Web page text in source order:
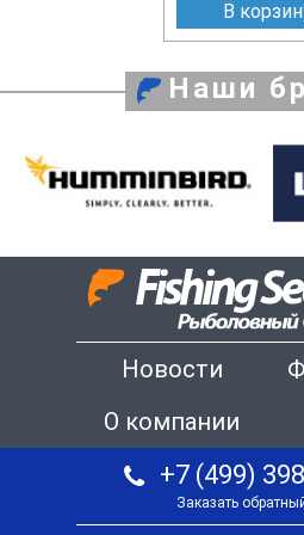
В
Наши
Новости
О компании
+7 (499)
Заказать